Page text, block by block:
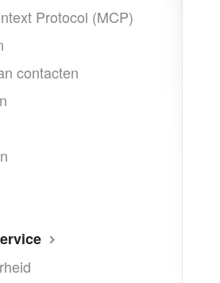
Protocol (MCP)
contacten